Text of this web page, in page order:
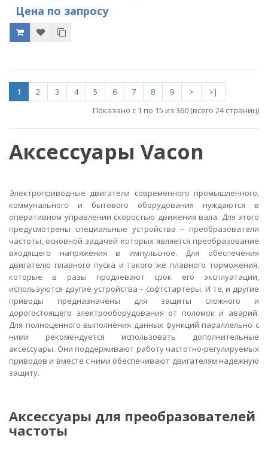
Цена по запросу
1 2 3 4 5 6 7 8 9 >
>|
Показано с 1 по 15 из 360 (всего 24 страниц)
Аксессуары Vacon
Электроприводные двигатели современного промышленного,
коммунального и бытового оборудования нуждаются в
оперативном управлении скоростью движения вала. Для этого
предусмотрены специальные устройства – преобразователи
частоты, основной задачей которых является преобразование
входящего напряжения в импульсное. Для обеспечения
двигателю плавного пуска и такого же плавного торможения,
которые в разы продлевают срок его эксплуатации,
используются другие устройства – софтстартеры. И те, и другие
приводы предназначены для защиты сложного и
дорогостоящего электрооборудования от поломок и аварий.
Для полноценного выполнения данных функций параллельно с
ними рекомендуется использовать дополнительные
аксессуары. Они поддерживают работу частотно-регулируемых
приводов и вместе с ними обеспечивают двигателям надежную
защиту.
Аксессуары для преобразователей
частоты